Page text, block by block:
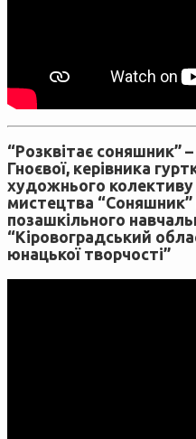
“Розквітає соняшник”
Гноєвої, керівника
художнього колективу
мистецтва “Соняшник”
позашкільного
“Кіровоградський
юнацької творчості”